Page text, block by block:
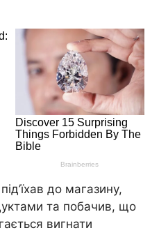
до магазину,
та побачив, що
вигнати